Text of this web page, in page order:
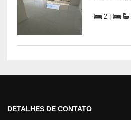
2 |
DETALHES DE CONTATO